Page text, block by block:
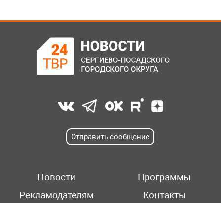
Отправить сообщение
Новости
Программы
Рекламодателям
Контакты